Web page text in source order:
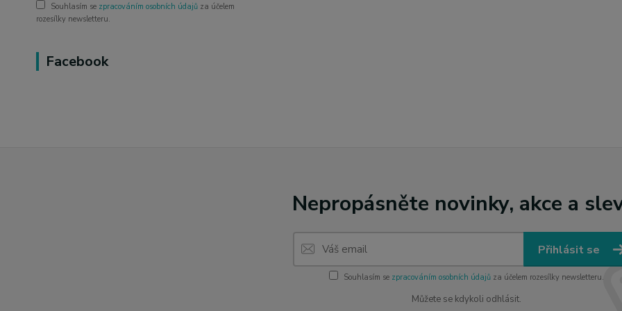
Souhlasím se zpracováním osobních údajů za účelem
rozesílky newsletteru.
Facebook
Nepropásněte novinky, akce a
Přihlásit se
Souhlasím se zpracováním osobních údajů za účelem rozesílky newsletteru.
Můžete se kdykoli odhlásit.